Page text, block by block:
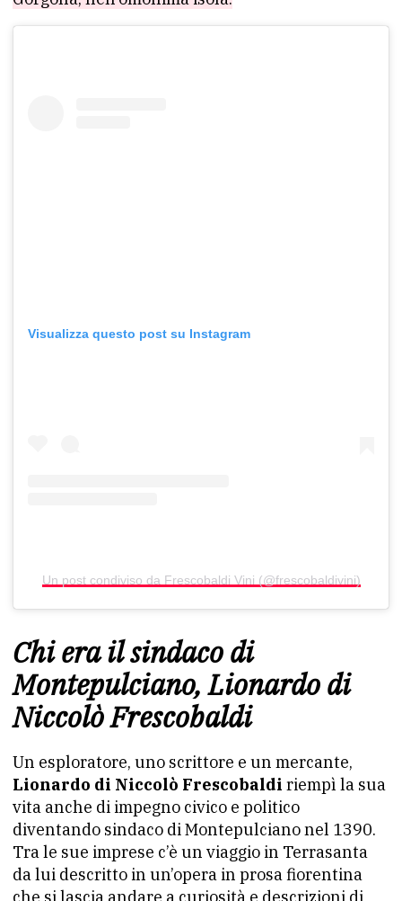
Visualizza questo post su Instagram
Un post condiviso da Frescobaldi Vini (@frescobaldivini)
Chi era il sindaco di
Montepulciano, Lionardo di
Niccolò Frescobaldi
Un esploratore, uno scrittore e un mercante,
Lionardo di Niccolò Frescobaldi riempì la sua
vita anche di impegno civico e politico
diventando sindaco di Montepulciano nel 1390.
Tra le sue imprese c’è un viaggio in Terrasanta
da lui descritto in un’opera in prosa fiorentina